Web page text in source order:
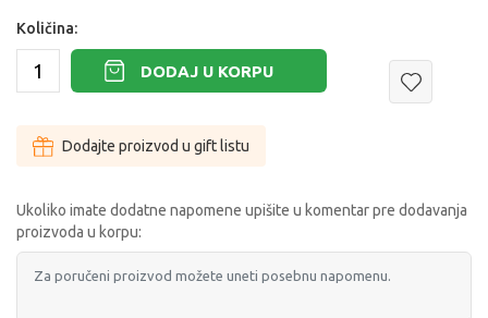
Količina:
DODAJ U KORPU
Dodajte proizvod u gift listu
Ukoliko imate dodatne napomene upišite u komentar pre dodavanja
proizvoda u korpu: